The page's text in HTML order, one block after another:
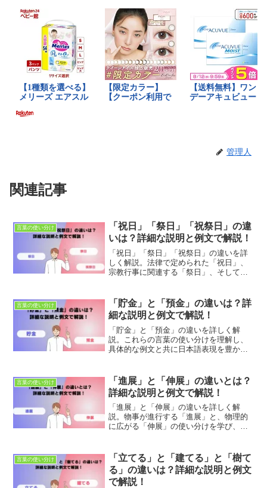
管理人
関連記事
言葉の使い分け
「祝日」「祭日」「祝祭日」の違
いは？詳細な説明と例文で解説！
「祝日」「祭日」「祝祭日」の違いを詳
しく解説。法律で定められた「祝日」、
宗教行事に関連する「祭日」、そしてこ
例文で文化や習慣に対する理解を深めま
しょう。
言葉の使い分け
「貯金」と「預金」の違いは？詳
細な説明と例文で解説！
「貯金」と「預金」の違いを詳しく解
説。これらの言葉の使い分けを理解し、
具体的な例文と共に日本語表現を豊かに
ンを目指します。
言葉の使い分け
「進展」と「伸展」の違いとは？
詳細な説明と例文で解説！
「進展」と「伸展」の違いを詳しく解
説。物事が進行する「進展」と、物理的
に広がる「伸展」の使い分けを学び、適
います。
言葉の使い分け
「立てる」と「建てる」と「樹て
る」の違いは？詳細な説明と例文
で解説！